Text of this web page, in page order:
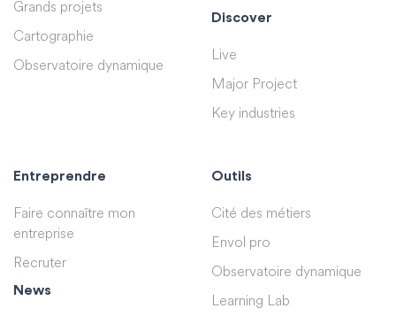
Grands projets
Cartographie
Observatoire dynamique
Discover
Live
Major Project
Key industries
Entreprendre
Faire connaître mon
entreprise
Recruter
News
Outils
Cité des métiers
Envol pro
Observatoire dynamique
Learning Lab